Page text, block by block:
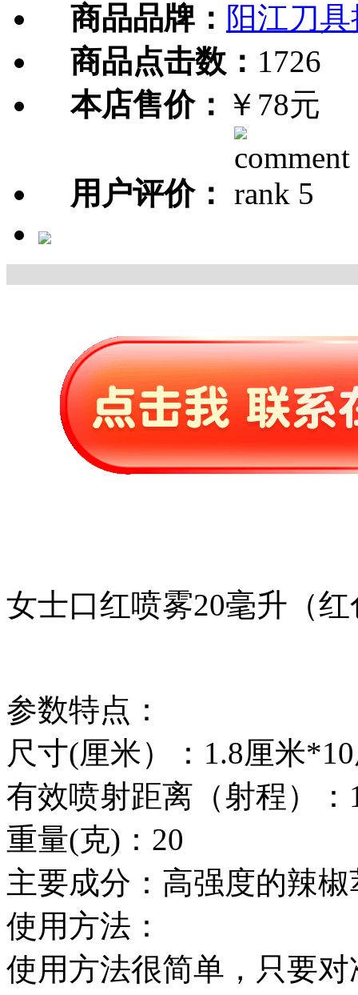
商品品牌： 阳江刀
商品点击数： 1726
本店售价： ￥78元
用户评价：
女士口红喷雾20毫升（
参数特点：
尺寸(厘米）：1.8厘米
有效喷射距离（射程）：
重量(克)：20
主要成分：高强度的辣
使用方法：
使用方法很简单，只要